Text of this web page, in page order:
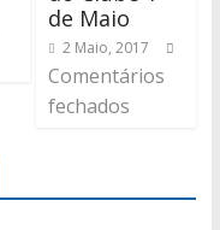
de Maio
2 Maio, 2017
Comentários
fechados